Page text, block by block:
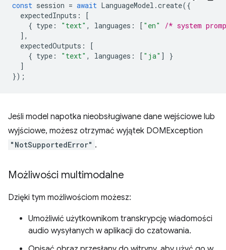
const session = await LanguageModel .create({
expectedInputs :
[
{ type : "text" , languages : [ "en"
/* system
],
expectedOutputs :
[
{ type : "text" , languages : [ "ja" ]
}
]
});
Jeśli model napotka nieobsługiwane dane wejściowe lub
wyjściowe, możesz otrzymać wyjątek DOMException
"NotSupportedError" .
Możliwości multimodalne
Dzięki tym możliwościom możesz:
Umożliwić użytkownikom transkrypcję wiadomości
audio wysyłanych w aplikacji do czatowania.